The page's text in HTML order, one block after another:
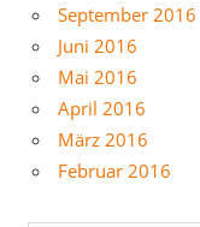
September 2016
Juni 2016
Mai 2016
April 2016
März 2016
Februar 2016